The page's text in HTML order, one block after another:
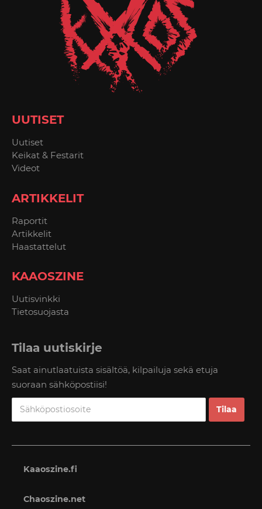
UUTISET
Uutiset
Keikat & Festarit
Videot
ARTIKKELIT
Raportit
Artikkelit
Haastattelut
KAAOSZINE
Uutisvinkki
Tietosuojasta
Tilaa uutiskirje
Saat ainutlaatuista sisältöä, kilpailuja sekä etuja
suoraan sähköpostiisi!
Kaaoszine.fi
Chaoszine.net